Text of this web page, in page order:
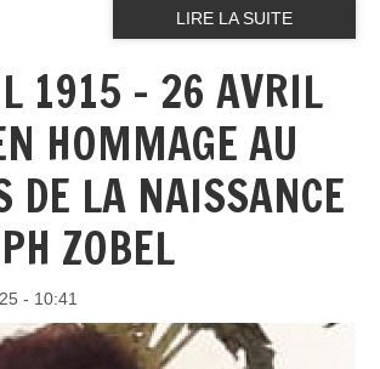
LIRE LA SUITE
1915 – 26 AVRIL
HOMMAGE AU
DE LA NAISSANCE
ZOBEL
- 10:41